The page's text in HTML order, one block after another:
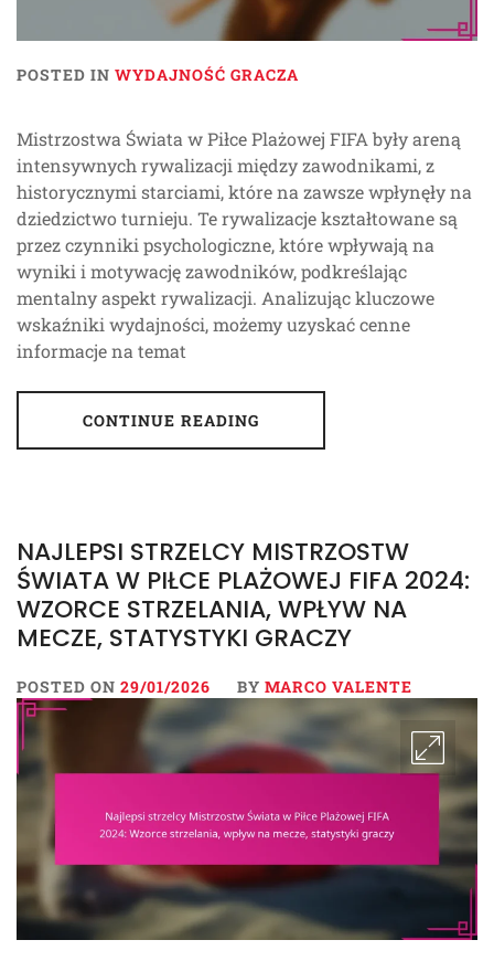
POSTED IN WYDAJNOŚĆ GRACZA
Mistrzostwa Świata w Piłce Plażowej FIFA były areną
intensywnych rywalizacji między zawodnikami, z
historycznymi starciami, które na zawsze wpłynęły na
dziedzictwo turnieju. Te rywalizacje kształtowane są
przez czynniki psychologiczne, które wpływają na
wyniki i motywację zawodników, podkreślając
mentalny aspekt rywalizacji. Analizując kluczowe
wskaźniki wydajności, możemy uzyskać cenne
informacje na temat
CONTINUE READING
NAJLEPSI STRZELCY MISTRZOSTW
ŚWIATA W PIŁCE PLAŻOWEJ FIFA 2024:
WZORCE STRZELANIA, WPŁYW NA
MECZE, STATYSTYKI GRACZY
POSTED ON 29/01/2026 BY MARCO VALENTE